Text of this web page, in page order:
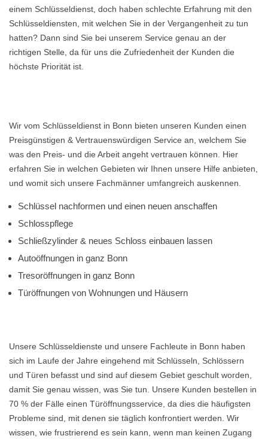
einem Schlüsseldienst, doch haben schlechte Erfahrung mit den
Schlüsseldiensten, mit welchen Sie in der Vergangenheit zu tun
hatten? Dann sind Sie bei unserem Service genau an der
richtigen Stelle, da für uns die Zufriedenheit der Kunden die
höchste Priorität ist.
Wir vom Schlüsseldienst in Bonn bieten unseren Kunden einen
Preisgünstigen & Vertrauenswürdigen Service an, welchem Sie
was den Preis- und die Arbeit angeht vertrauen können. Hier
erfahren Sie in welchen Gebieten wir Ihnen unsere Hilfe anbieten,
und womit sich unsere Fachmänner umfangreich auskennen.
Schlüssel nachformen und einen neuen anschaffen
Schlosspflege
Schließzylinder & neues Schloss einbauen lassen
Autoöffnungen in ganz Bonn
Tresoröffnungen in ganz Bonn
Türöffnungen von Wohnungen und Häusern
Unsere Schlüsseldienste und unsere Fachleute in Bonn haben
sich im Laufe der Jahre eingehend mit Schlüsseln, Schlössern
und Türen befasst und sind auf diesem Gebiet geschult worden,
damit Sie genau wissen, was Sie tun. Unsere Kunden bestellen in
70 % der Fälle einen Türöffnungsservice, da dies die häufigsten
Probleme sind, mit denen sie täglich konfrontiert werden. Wir
wissen, wie frustrierend es sein kann, wenn man keinen Zugang